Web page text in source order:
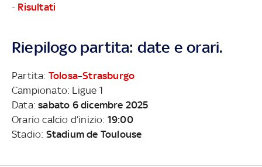
- Risultati
Riepilogo partita: date e orari.
Partita: Tolosa–Strasburgo
Campionato: Ligue 1
Data:sabato 6 dicembre 2025
Orario calcio d’inizio: 19:00
Stadio: Stadium de Toulouse